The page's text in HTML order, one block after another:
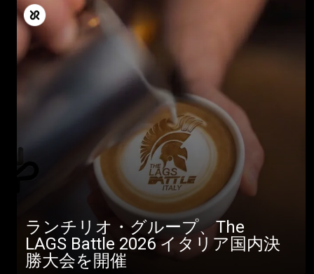
ランチリオ・グループ、The
LAGS Battle 2026 イタリア国内決
勝大会を開催